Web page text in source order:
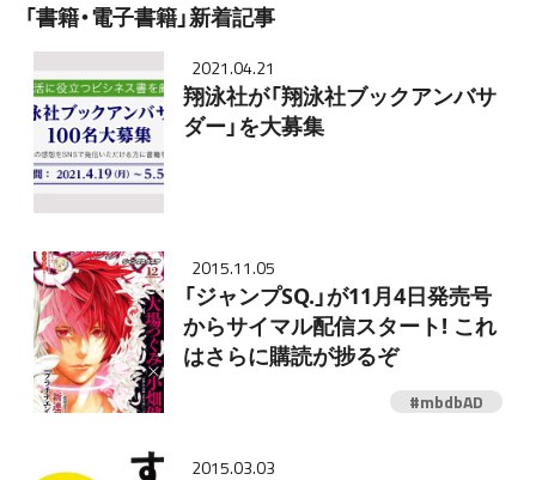
「書籍・電子書籍」新着記事
2021.04.21
翔泳社が「翔泳社ブックアンバサ
ダー」を大募集
2015.11.05
「ジャンプSQ.」が11月4日発売号
からサイマル配信スタート! これ
はさらに購読が捗るぞ
#mbdbAD
2015.03.03